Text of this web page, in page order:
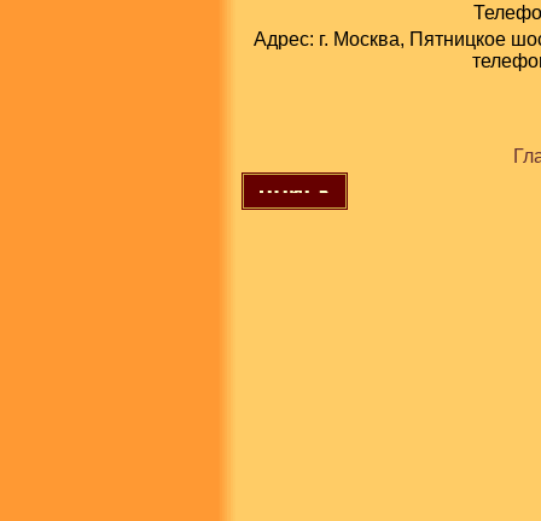
Адрес: г. Москва, Пятницкое